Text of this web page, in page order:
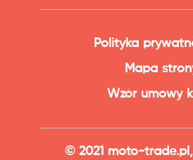
Polityka
Mapa
Wzór umowy
© 2021 moto-trade.pl,